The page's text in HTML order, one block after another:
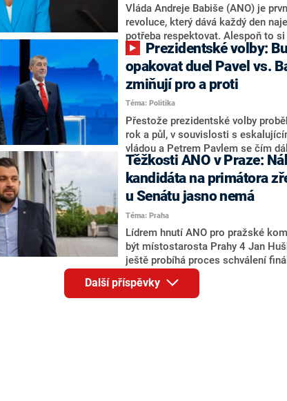
o případné kandidatuře kohokoliv
značně pochybuje. Podle něj
nemá osobu, která by Pavlovi
Vláda Andreje Babiše (ANO) je
revoluce, který dává každý den
potřeba respektovat. Alespoň to
ministryně spravedlnosti ODS Eva
rozhovoru pro CNN Prima NEWS
ohledně politického výkonu svého
Tejce (za ANO) či vládní
práva Taťány Malé (ANO).
adresu vlády prý byla ještě hodná.
vrátila k volební porážce koalice
hnutí Naše Česko Martina Kuby.
opakovat duel Pavel vs.
zmiňují pro a proti
Téma: Politika
Přestože prezidentské volby
rok a půl, v souvislosti s
vládou a Petrem Pavlem se čím
tom, koho by do bitvy o Hrad
koalice. Někteří političtí
jméno premiéra Andreje Babiše
pravděpodobné, že se v
bude znovu opakovat souboj z
Těžkosti ANO v Praze:
kandidáta na primátora
u Senátu jasno nemá
Téma: Praha
Lídrem hnutí ANO pro pražské
být místostarosta Prahy 4 Jan
ještě probíhá proces schválení
Jana Hušbauera Výborem hnutí
redakci místopředseda pražského
Benkovič. O Hušbauerovi se
Další příspěvky